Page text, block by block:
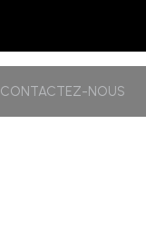
CONTACTEZ-NOUS